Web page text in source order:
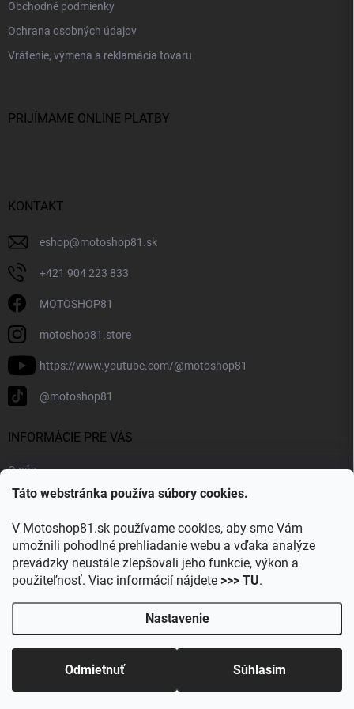
Táto webstránka používa súbory cookies.
V Motoshop81.sk používame cookies, aby sme Vám
umožnili pohodlné prehliadanie webu a vďaka analýze
prevádzky neustále zlepšovali jeho funkcie, výkon a
použiteľnosť. Viac informácií nájdete >>> TU.
Nastavenie
Odmietnuť Súhlasím
Obchodné podmienky
Ochrana osobných údajov
Vrátenie, výmena a reklamácia tovaru
PRIJÍMAME ONLINE PLATBY
KONTAKT
eshop@motoshop81.sk
+421 904 223 833
MOTOSHOP81
motoshop81.store
https://www.youtube.com/@motoshop81
@motoshop81
INFORMÁCIE PRE VÁS
O nás
Doprava a platba
Blog
Obľúbené kategórie
Vytvoril Shoptet
Copyright 2026Motoshop81.sk. Všetky práva vyhradené.Upraviť